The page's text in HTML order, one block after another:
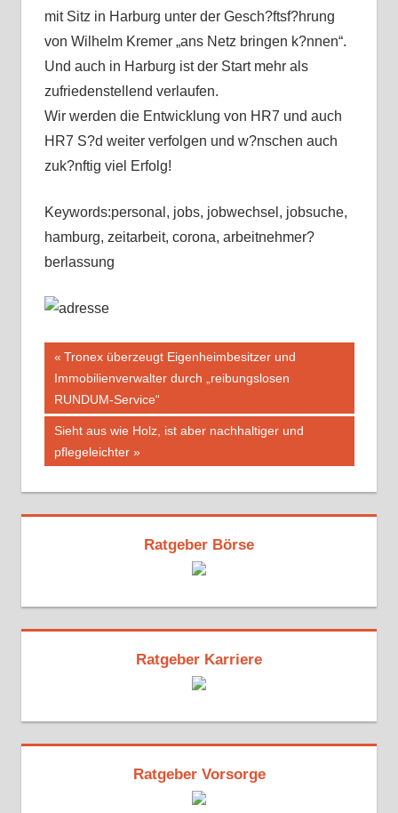
mit Sitz in Harburg unter der Gesch?ftsf?hrung
von Wilhelm Kremer „ans Netz bringen k?nnen“.
Und auch in Harburg ist der Start mehr als
zufriedenstellend verlaufen.
Wir werden die Entwicklung von HR7 und auch
HR7 S?d weiter verfolgen und w?nschen auch
zuk?nftig viel Erfolg!
Keywords:personal, jobs, jobwechsel, jobsuche,
hamburg, zeitarbeit, corona, arbeitnehmer?
berlassung
Beitragsnavigation
Vorheriger
Beitrag:
Tronex überzeugt Eigenheimbesitzer und
Immobilienverwalter durch „reibungslosen
RUNDUM-Service“
Nächster
Beitrag:
Sieht aus wie Holz, ist aber nachhaltiger und
pflegeleichter
Ratgeber Börse
Ratgeber Karriere
Ratgeber Vorsorge